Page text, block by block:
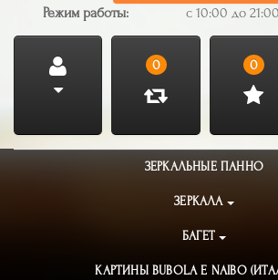
Режим работы: с 10:00 до
0 0
ЗЕРКАЛЬНЫЕ ПАННО
ЗЕРКАЛА
БАГЕТ
КАРТИНЫ BUBOLA E NAIBO